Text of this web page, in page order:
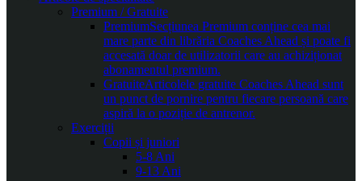
Premium / Gratuite
PremiumSecțiunea Premium conține cea mai
mare parte din librăria Coaches Ahead și poate fi
accesată doar de utilizatorii care au achiziționat
abonamentul premium.
GratuiteArticolele gratuite Coaches Ahead sunt
un punct de pornire pentru fiecare persoană care
aspiră la o poziție de antrenor.
Exerciții
Copii și juniori
5-8 Ani
9-13 Ani